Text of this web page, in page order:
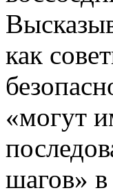
как
«могут
шагов»